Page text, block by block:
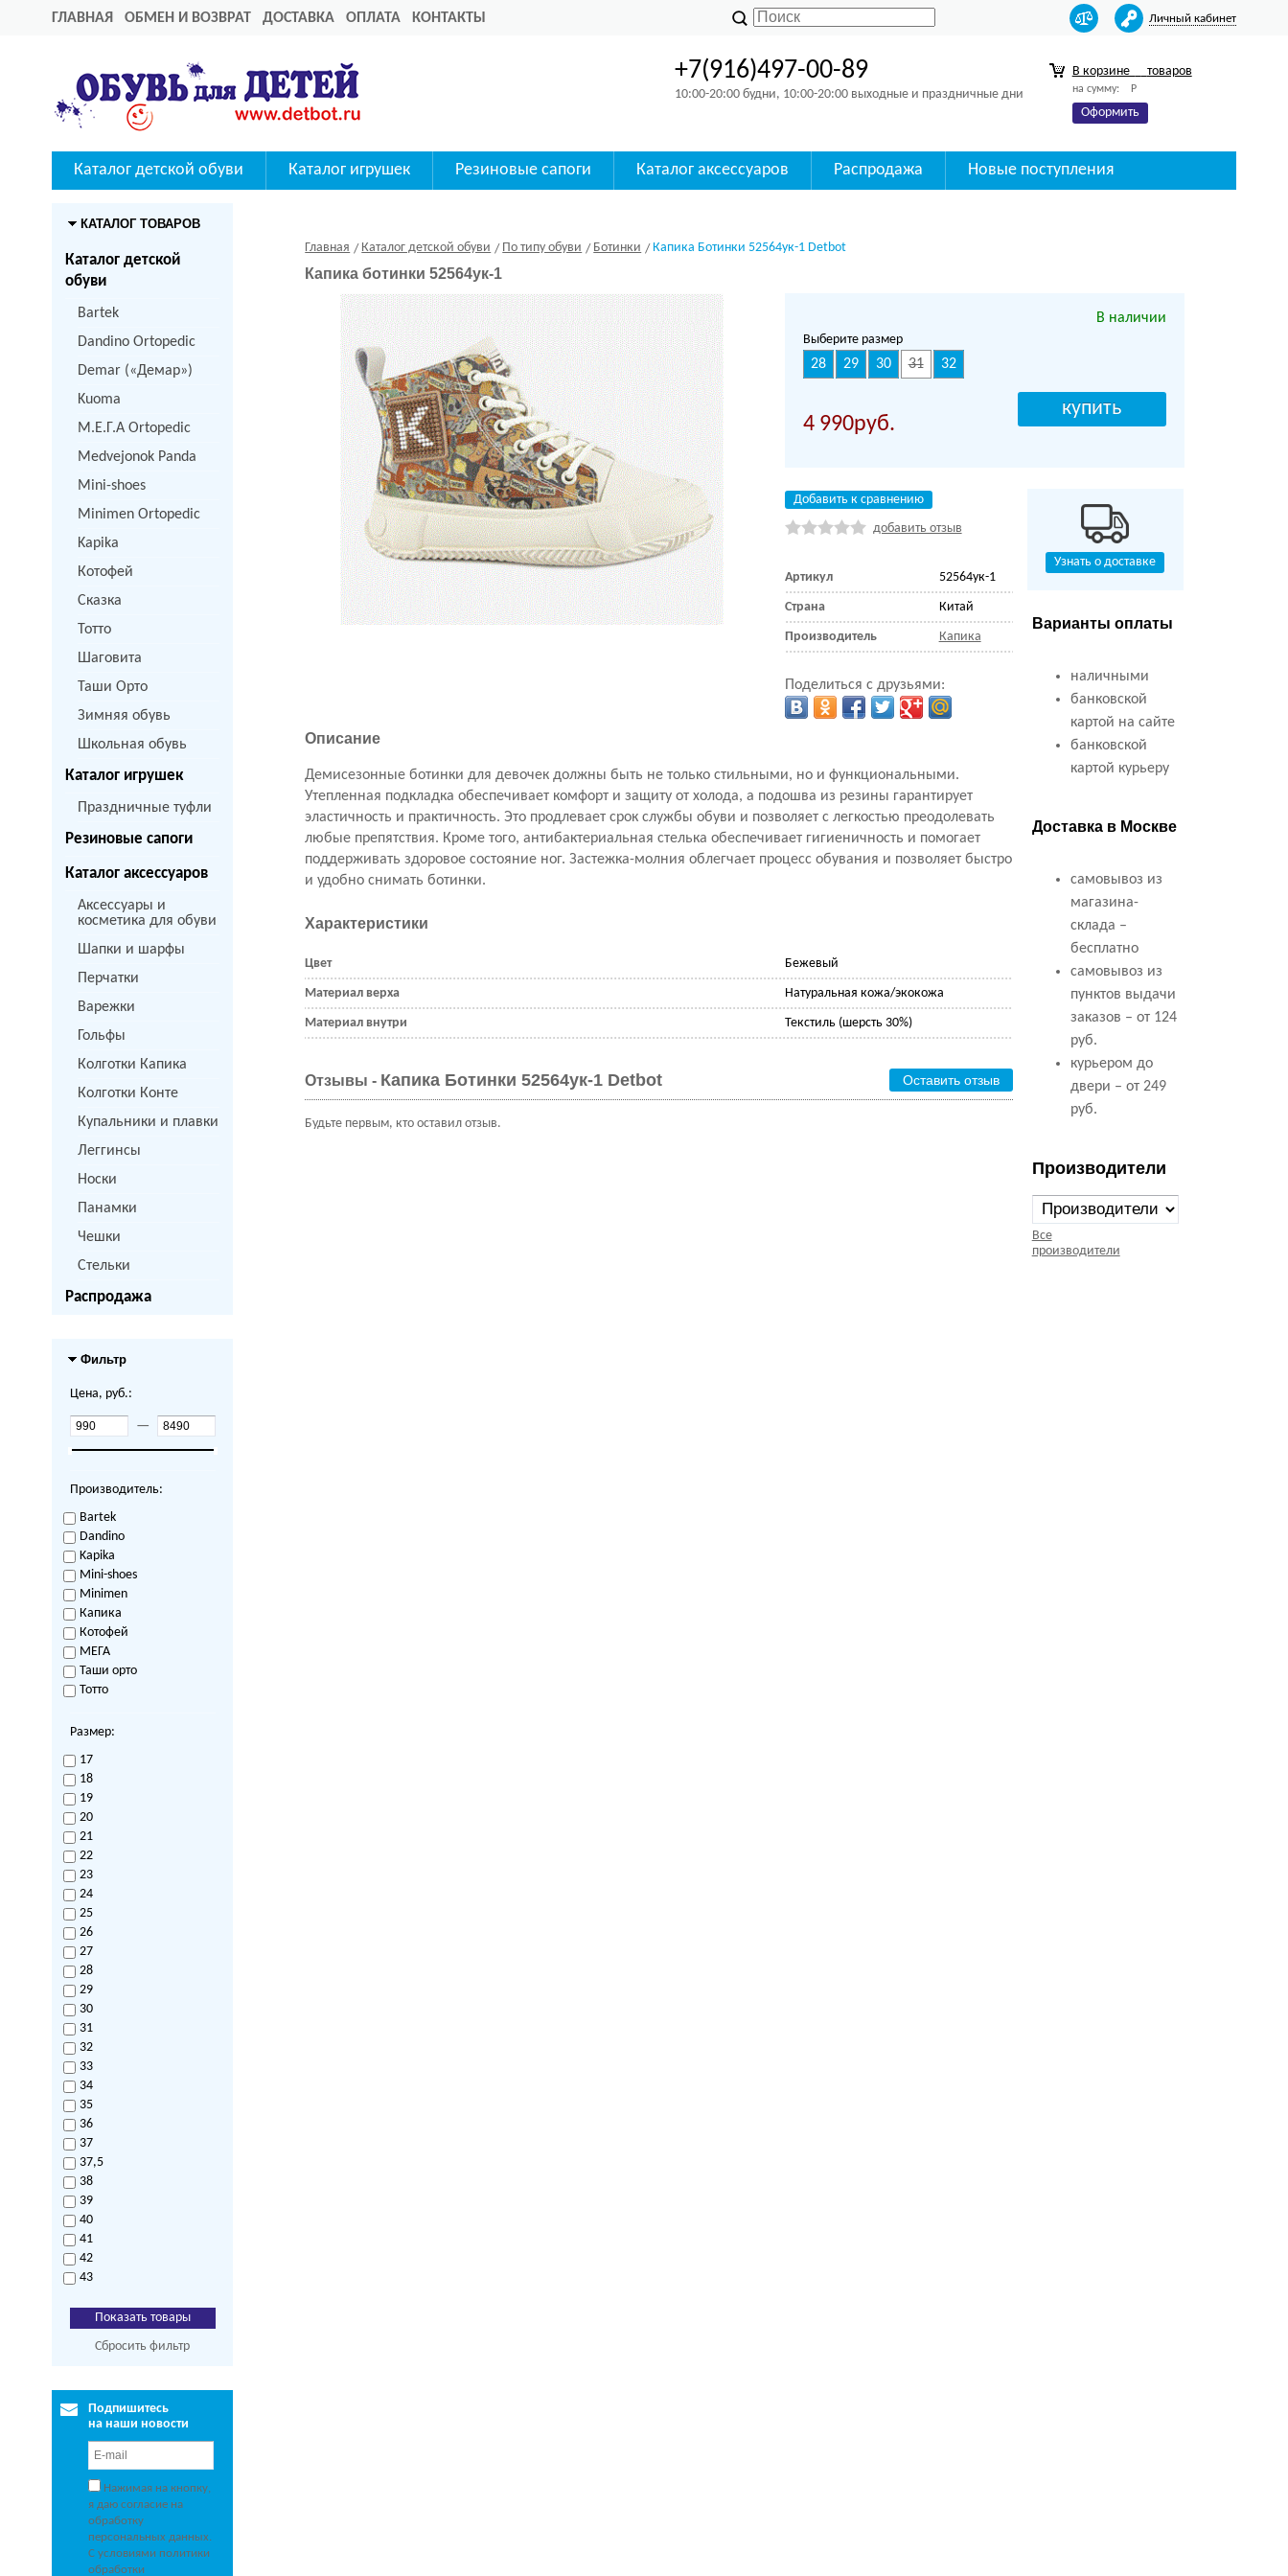
ГЛАВНАЯ ОБМЕН И ВОЗВРАТ ДОСТАВКА ОПЛАТА КОНТАКТЫ Личный кабинет
+7(916)497-00-89
10:00-20:00 будни, 10:00-20:00 выходные и праздничные дни
В корзине товаров
на сумму: Р
Оформить
Каталог детской обуви Каталог игрушек Резиновые сапоги Каталог аксессуаров Распродажа Новые поступления
КАТАЛОГ ТОВАРОВ
Каталог детской
обуви
Bartek
Dandino Ortopedic
Demar («Демар»)
Kuoma
M.Е.Г.А Ortopedic
Medvejonok Panda
Mini-shoes
Minimen Ortopedic
Kapika
Котофей
Сказка
Тотто
Шаговита
Таши Орто
Зимняя обувь
Школьная обувь
Каталог игрушек
Праздничные туфли
Резиновые сапоги
Каталог аксессуаров
Аксессуары и
косметика для обуви
Шапки и шарфы
Перчатки
Варежки
Гольфы
Колготки Капика
Колготки Конте
Купальники и плавки
Леггинсы
Носки
Панамки
Чешки
Стельки
Распродажа
Фильтр
Цена, руб.:
—
Производитель:
Bartek
Dandino
Kapika
Mini-shoes
Minimen
Капика
Котофей
МЕГА
Таши орто
Тотто
Размер:
17
18
19
20
21
22
23
24
25
26
27
28
29
30
31
32
33
34
35
36
37
37,5
38
39
40
41
42
43
Сбросить фильтр
Подпишитесь
на наши новости
Нажимая на кнопку,
я даю согласие на
обработку
персональных данных.
С условиями политики
обработки
Главная Каталог детской обуви По типу обуви Ботинки Капика Ботинки 52564ук-1 Detbot
Капика ботинки 52564ук-1
В наличии
Выберите размер
28 29 30 31 32
4 990
Добавить к сравнению
добавить отзыв
Артикул 52564ук-1
Страна Китай
Производитель Капика
Поделиться с друзьями:
Описание
Демисезонные ботинки для девочек должны быть не только стильными, но и функциональными.
Утепленная подкладка обеспечивает комфорт и защиту от холода, а подошва из резины гарантирует
эластичность и практичность. Это продлевает срок службы обуви и позволяет с легкостью преодолевать
любые препятствия. Кроме того, антибактериальная стелька обеспечивает гигиеничность и помогает
поддерживать здоровое состояние ног. Застежка-молния облегчает процесс обувания и позволяет быстро
и удобно снимать ботинки.
Характеристики
Цвет Бежевый
Материал верха Натуральная кожа/экокожа
Материал внутри Текстиль (шерсть 30%)
Отзывы - Капика Ботинки 52564ук-1 Detbot Оставить отзыв
Будьте первым, кто оставил отзыв.
Узнать о доставке
Варианты оплаты
наличными
банковской
картой на сайте
банковской
картой курьеру
Доставка в Москве
самовывоз из
магазина-
склада –
бесплатно
самовывоз из
пунктов выдачи
заказов – от 124
руб.
курьером до
двери – от 249
руб.
Производители
Все
производители